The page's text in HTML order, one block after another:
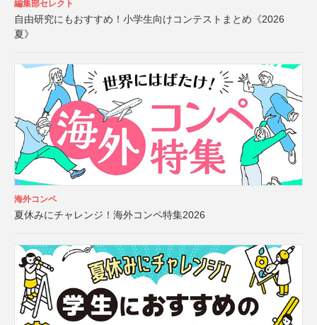
編集部セレクト
自由研究にもおすすめ！小学生向けコンテストまとめ《2026
夏》
海外コンペ
夏休みにチャレンジ！海外コンペ特集2026